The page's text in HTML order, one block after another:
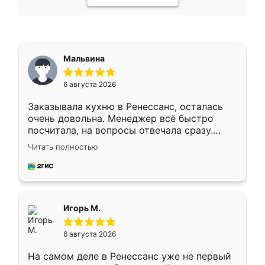
Мальвина
6 августа 2026
Заказывала кухню в Ренессанс, осталась
очень довольна. Менеджер всё быстро
посчитала, на вопросы отвечала сразу.
Замерщик приехал в субботу, подошёл к
делу со всей ответственностью. Собрали
за день, ребята работали аккуратно, даже
Читать полностью
Игорь М.
6 августа 2026
На самом деле в Ренессанс уже не первый